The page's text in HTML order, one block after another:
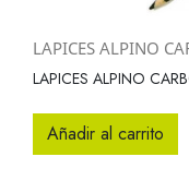
LAPICES ALPINO
LAPICES ALPINO
Añadir al carrito